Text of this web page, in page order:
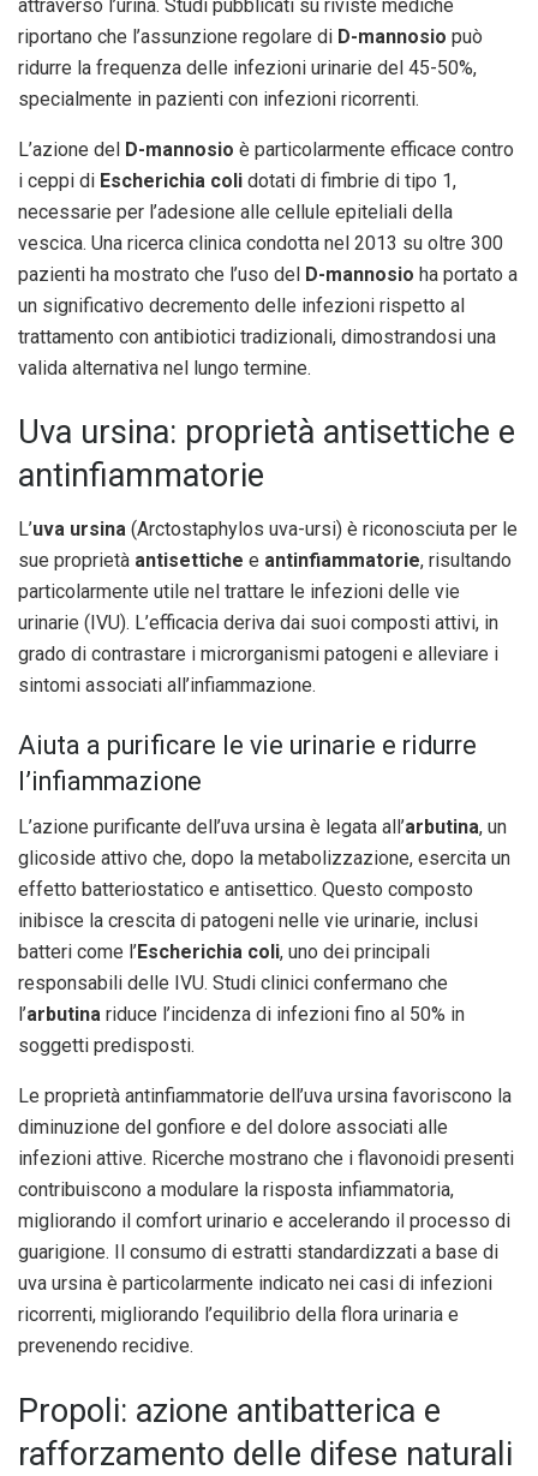
attraverso l’urina. Studi pubblicati su riviste mediche
riportano che l’assunzione regolare di D-mannosio può
ridurre la frequenza delle infezioni urinarie del 45-50%,
specialmente in pazienti con infezioni ricorrenti.
L’azione del D-mannosio è particolarmente efficace contro
i ceppi di Escherichia coli dotati di fimbrie di tipo 1,
necessarie per l’adesione alle cellule epiteliali della
vescica. Una ricerca clinica condotta nel 2013 su oltre 300
pazienti ha mostrato che l’uso del D-mannosio ha portato a
un significativo decremento delle infezioni rispetto al
trattamento con antibiotici tradizionali, dimostrandosi una
valida alternativa nel lungo termine.
Uva ursina: proprietà antisettiche e
antinfiammatorie
L’uva ursina (Arctostaphylos uva-ursi) è riconosciuta per le
sue proprietà antisettiche e antinfiammatorie, risultando
particolarmente utile nel trattare le infezioni delle vie
urinarie (IVU). L’efficacia deriva dai suoi composti attivi, in
grado di contrastare i microrganismi patogeni e alleviare i
sintomi associati all’infiammazione.
Aiuta a purificare le vie urinarie e ridurre
l’infiammazione
L’azione purificante dell’uva ursina è legata all’arbutina, un
glicoside attivo che, dopo la metabolizzazione, esercita un
effetto batteriostatico e antisettico. Questo composto
inibisce la crescita di patogeni nelle vie urinarie, inclusi
batteri come l’Escherichia coli, uno dei principali
responsabili delle IVU. Studi clinici confermano che
l’arbutina riduce l’incidenza di infezioni fino al 50% in
soggetti predisposti.
Le proprietà antinfiammatorie dell’uva ursina favoriscono la
diminuzione del gonfiore e del dolore associati alle
infezioni attive. Ricerche mostrano che i flavonoidi presenti
contribuiscono a modulare la risposta infiammatoria,
migliorando il comfort urinario e accelerando il processo di
guarigione. Il consumo di estratti standardizzati a base di
uva ursina è particolarmente indicato nei casi di infezioni
ricorrenti, migliorando l’equilibrio della flora urinaria e
prevenendo recidive.
Propoli: azione antibatterica e
rafforzamento delle difese naturali